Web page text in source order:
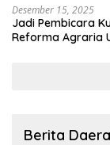
Desember 15, 2025
Jadi Pembicara
Reforma Agraria
Berita